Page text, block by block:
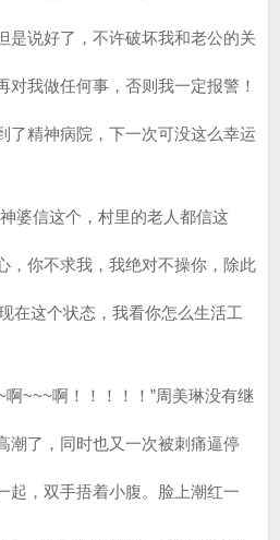
是说好了，不许破坏我和老公的关
对我做任何事，否则我一定报警！
了精神病院，下一次可没这么幸运
婆信这个，村里的老人都信这
，你不求我，我绝对不操你，除此
在这个状态，我看你怎么生活工
~~~啊！！！！！”周美琳没有继
潮了，同时也又一次被刺痛逼停
起，双手捂着小腹。脸上潮红一